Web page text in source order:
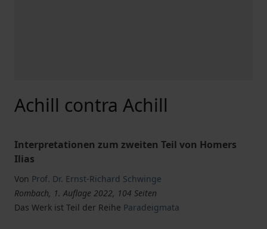
Achill contra Achill
Interpretationen zum zweiten Teil von Homers
Ilias
Von Prof. Dr. Ernst-Richard Schwinge
Rombach, 1. Auflage 2022, 104 Seiten
Das Werk ist Teil der Reihe Paradeigmata